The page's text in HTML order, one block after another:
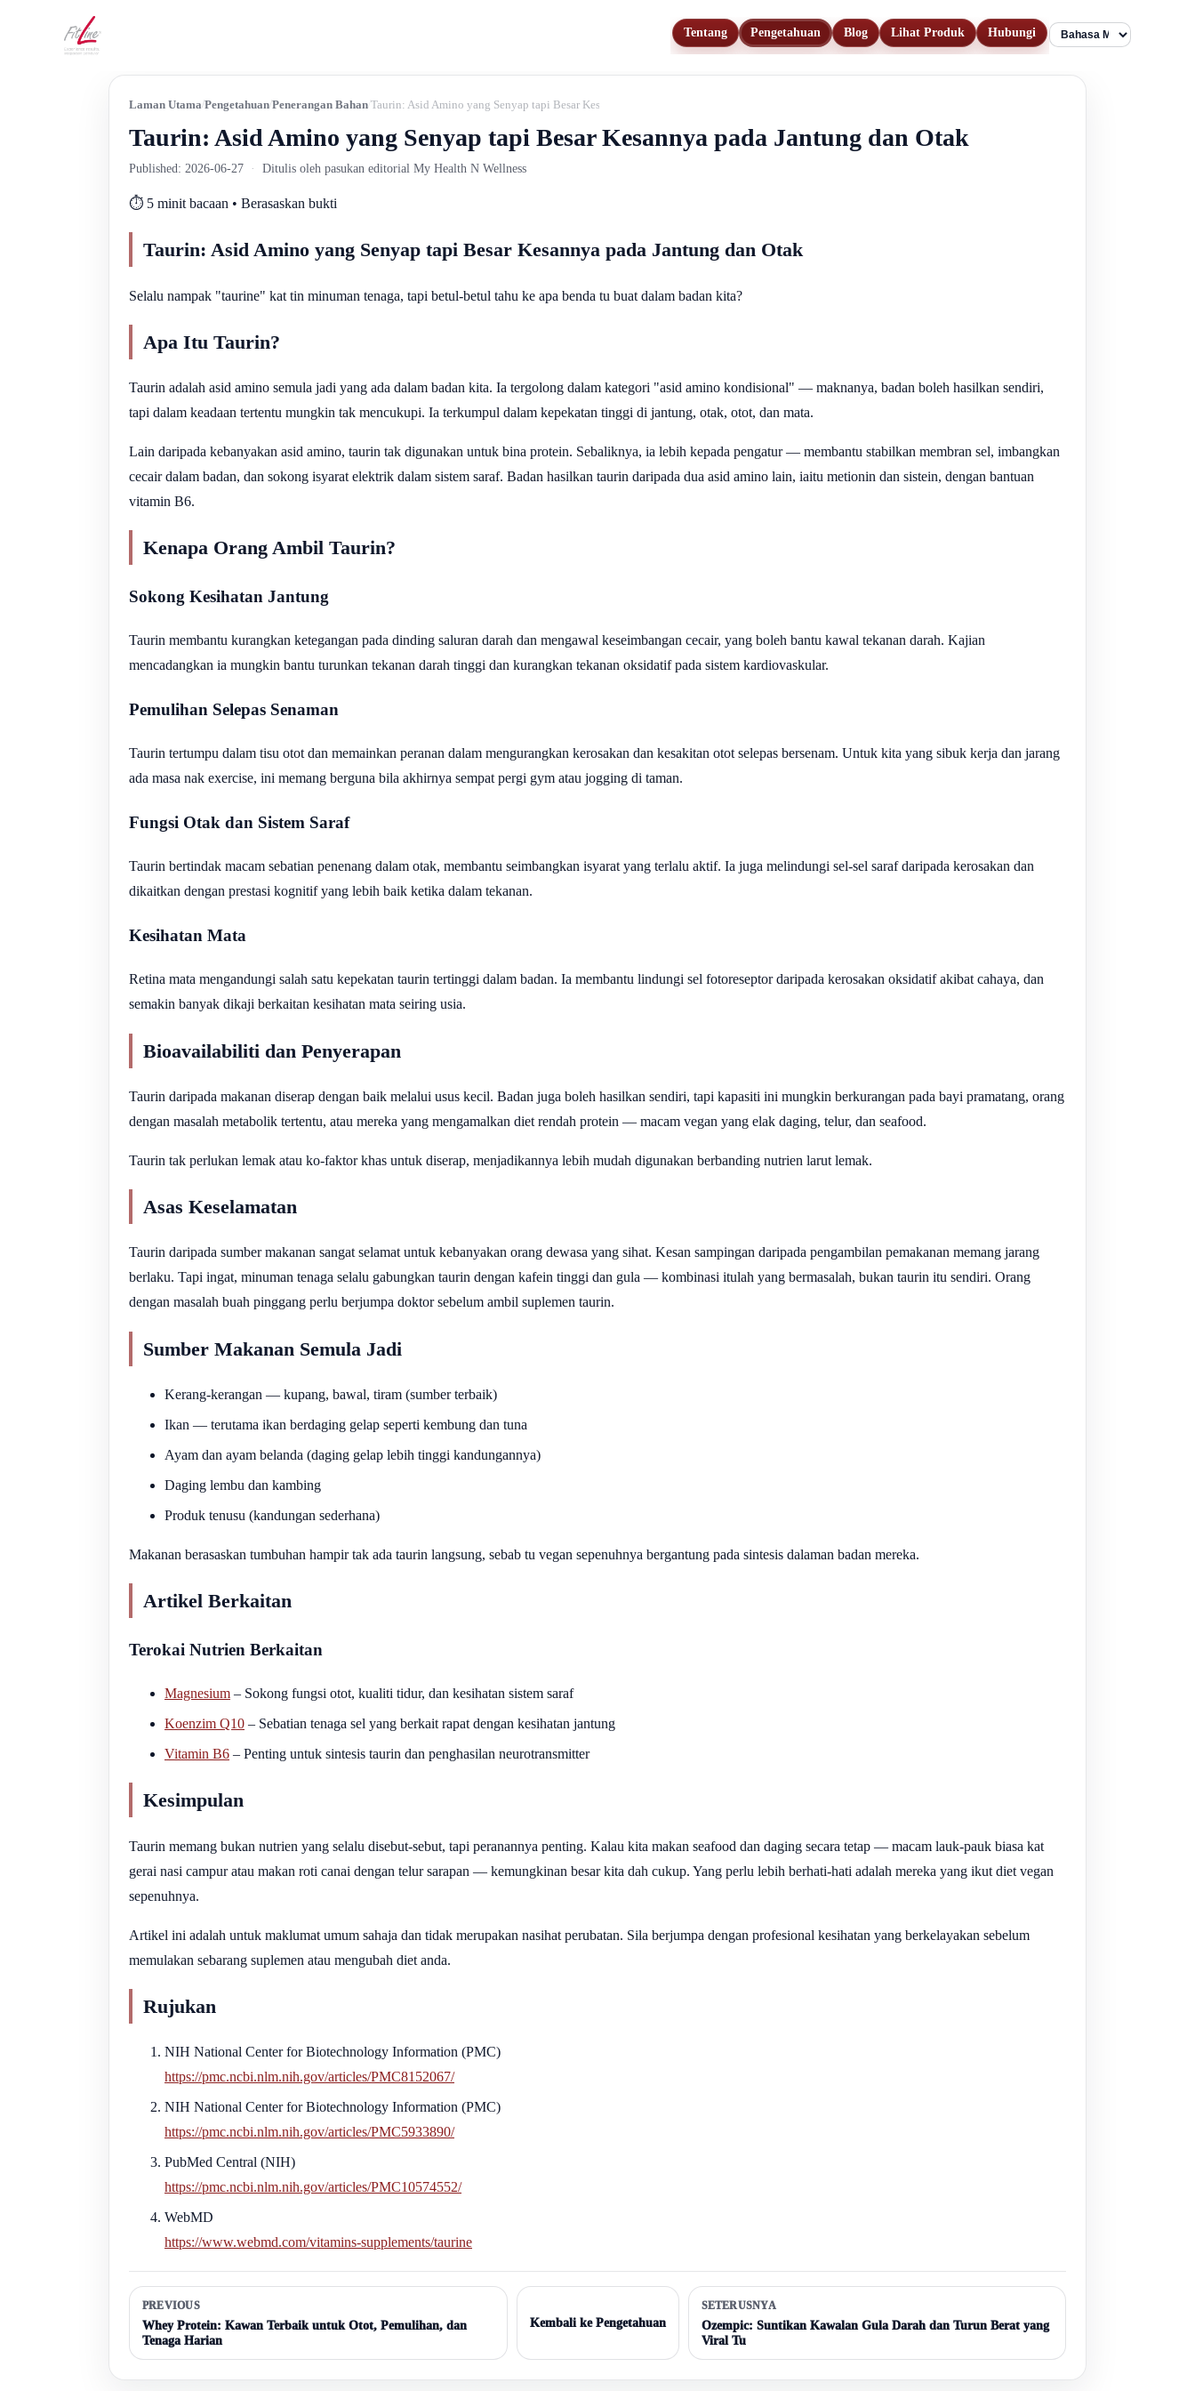
Tentang Pengetahuan Blog Lihat Produk
Hubungi
Language
Laman Utama Pengetahuan Penerangan Bahan Taurin: Asid Amino yang Senyap tapi Besar Kesannya pada Jantung dan Otak
Taurin: Asid Amino yang Senyap tapi Besar Kesannya pada Jantung dan Otak
Published: 2026-06-27 · Ditulis oleh pasukan editorial My Health N Wellness
⏱️ 5 minit bacaan • Berasaskan bukti
Taurin: Asid Amino yang Senyap tapi Besar Kesannya pada Jantung dan Otak
Selalu nampak "taurine" kat tin minuman tenaga, tapi betul-betul tahu ke apa benda tu buat dalam badan kita?
Apa Itu Taurin?
Taurin adalah asid amino semula jadi yang ada dalam badan kita. Ia tergolong dalam kategori "asid amino kondisional" — maknanya, badan boleh hasilkan sendiri,
tapi dalam keadaan tertentu mungkin tak mencukupi. Ia terkumpul dalam kepekatan tinggi di jantung, otak, otot, dan mata.
Lain daripada kebanyakan asid amino, taurin tak digunakan untuk bina protein. Sebaliknya, ia lebih kepada pengatur — membantu stabilkan membran sel, imbangkan
cecair dalam badan, dan sokong isyarat elektrik dalam sistem saraf. Badan hasilkan taurin daripada dua asid amino lain, iaitu metionin dan sistein, dengan bantuan
vitamin B6.
Kenapa Orang Ambil Taurin?
Sokong Kesihatan Jantung
Taurin membantu kurangkan ketegangan pada dinding saluran darah dan mengawal keseimbangan cecair, yang boleh bantu kawal tekanan darah. Kajian
mencadangkan ia mungkin bantu turunkan tekanan darah tinggi dan kurangkan tekanan oksidatif pada sistem kardiovaskular.
Pemulihan Selepas Senaman
Taurin tertumpu dalam tisu otot dan memainkan peranan dalam mengurangkan kerosakan dan kesakitan otot selepas bersenam. Untuk kita yang sibuk kerja dan jarang
ada masa nak exercise, ini memang berguna bila akhirnya sempat pergi gym atau jogging di taman.
Fungsi Otak dan Sistem Saraf
Taurin bertindak macam sebatian penenang dalam otak, membantu seimbangkan isyarat yang terlalu aktif. Ia juga melindungi sel-sel saraf daripada kerosakan dan
dikaitkan dengan prestasi kognitif yang lebih baik ketika dalam tekanan.
Kesihatan Mata
Retina mata mengandungi salah satu kepekatan taurin tertinggi dalam badan. Ia membantu lindungi sel fotoreseptor daripada kerosakan oksidatif akibat cahaya, dan
semakin banyak dikaji berkaitan kesihatan mata seiring usia.
Bioavailabiliti dan Penyerapan
Taurin daripada makanan diserap dengan baik melalui usus kecil. Badan juga boleh hasilkan sendiri, tapi kapasiti ini mungkin berkurangan pada bayi pramatang, orang
dengan masalah metabolik tertentu, atau mereka yang mengamalkan diet rendah protein — macam vegan yang elak daging, telur, dan seafood.
Taurin tak perlukan lemak atau ko-faktor khas untuk diserap, menjadikannya lebih mudah digunakan berbanding nutrien larut lemak.
Asas Keselamatan
Taurin daripada sumber makanan sangat selamat untuk kebanyakan orang dewasa yang sihat. Kesan sampingan daripada pengambilan pemakanan memang jarang
berlaku. Tapi ingat, minuman tenaga selalu gabungkan taurin dengan kafein tinggi dan gula — kombinasi itulah yang bermasalah, bukan taurin itu sendiri. Orang
dengan masalah buah pinggang perlu berjumpa doktor sebelum ambil suplemen taurin.
Sumber Makanan Semula Jadi
Kerang-kerangan — kupang, bawal, tiram (sumber terbaik)
Ikan — terutama ikan berdaging gelap seperti kembung dan tuna
Ayam dan ayam belanda (daging gelap lebih tinggi kandungannya)
Daging lembu dan kambing
Produk tenusu (kandungan sederhana)
Makanan berasaskan tumbuhan hampir tak ada taurin langsung, sebab tu vegan sepenuhnya bergantung pada sintesis dalaman badan mereka.
Artikel Berkaitan
Terokai Nutrien Berkaitan
Magnesium – Sokong fungsi otot, kualiti tidur, dan kesihatan sistem saraf
Koenzim Q10 – Sebatian tenaga sel yang berkait rapat dengan kesihatan jantung
Vitamin B6 – Penting untuk sintesis taurin dan penghasilan neurotransmitter
Kesimpulan
Taurin memang bukan nutrien yang selalu disebut-sebut, tapi peranannya penting. Kalau kita makan seafood dan daging secara tetap — macam lauk-pauk biasa kat
gerai nasi campur atau makan roti canai dengan telur sarapan — kemungkinan besar kita dah cukup. Yang perlu lebih berhati-hati adalah mereka yang ikut diet vegan
sepenuhnya.
Artikel ini adalah untuk maklumat umum sahaja dan tidak merupakan nasihat perubatan. Sila berjumpa dengan profesional kesihatan yang berkelayakan sebelum
memulakan sebarang suplemen atau mengubah diet anda.
Rujukan
NIH National Center for Biotechnology Information (PMC)
https://pmc.ncbi.nlm.nih.gov/articles/PMC8152067/
NIH National Center for Biotechnology Information (PMC)
https://pmc.ncbi.nlm.nih.gov/articles/PMC5933890/
PubMed Central (NIH)
https://pmc.ncbi.nlm.nih.gov/articles/PMC10574552/
WebMD
https://www.webmd.com/vitamins-supplements/taurine
PREVIOUS
Whey Protein: Kawan Terbaik untuk Otot, Pemulihan, dan
Tenaga Harian
Kembali ke Pengetahuan
SETERUSNYA
Ozempic: Suntikan Kawalan Gula Darah dan Turun Berat yang
Viral Tu